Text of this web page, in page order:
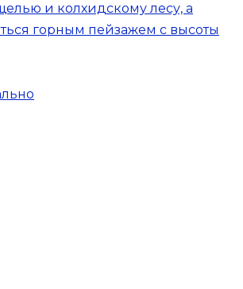
и колхидскому лесу, а
горным пейзажем с высоты